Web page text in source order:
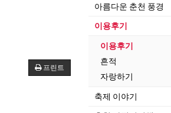
프린트
아름다운 춘천 풍경
이용후기
이용후기
흔적
자랑하기
축제 이야기